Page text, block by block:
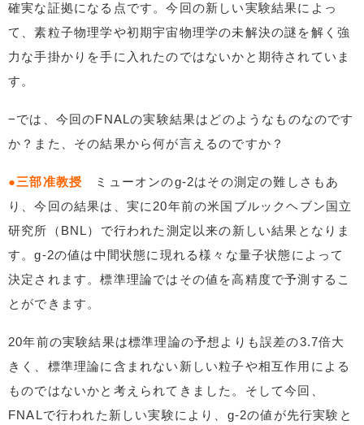
確実な証拠になる点です。今回の新しい実験結果によっ
て、素粒子物理学や初期宇宙物理学の未解決の謎を解く強
力な手掛かりを手に入れたのではないかと期待されていま
す。
−では、今回のFNALの実験結果はどのようなものなのです
か？また、その結果から何が言えるのですか？
●三部准教授 ミューオンのg-2はその測定の難しさもあ
り、今回の結果は、実に20年前の米国ブルックヘブン国立
研究所（BNL）で行われた測定以来の新しい結果となりま
す。g-2の値は中間状態に現れる様々な量子状態によって
決定されます。標準理論ではその値を高精度で予測するこ
とができます。
20年前の実験結果は標準理論の予想よりも誤差の3.7倍大
きく、標準理論に含まれない新しい粒子や相互作用による
ものではないかと考えられてきました。そして今回、
FNALで行われた新しい実験により、g-2の値が先行実験と